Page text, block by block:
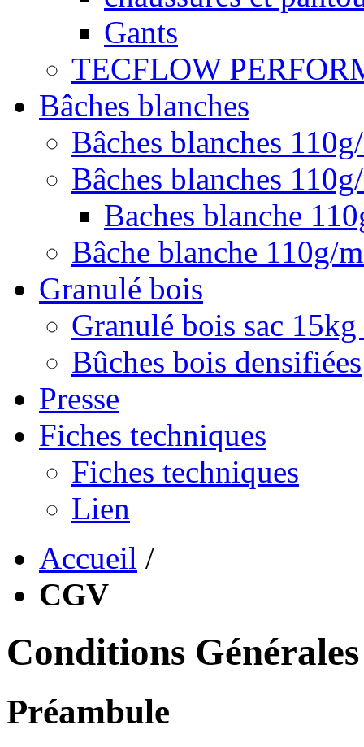
Gants
TECFLOW
Bâches blanches
Bâches blanches
Bâches blanches
Baches blanche
Bâche blanche 110g/
Granulé bois
Granulé bois sac
Bûches bois densifiées
Presse
Fiches techniques
Fiches techniques
Lien
Accueil /
CGV
Conditions
Préambule